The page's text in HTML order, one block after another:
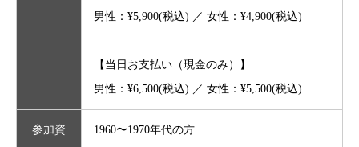
男性： ¥5,900(税込) ／ 女性： ¥4,900(税込)
【当日お支払い（現金のみ）】
男性： ¥6,500(税込) ／ 女性： ¥5,500(税込)
参加資
1960〜1970年代の方